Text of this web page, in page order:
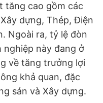
tăng cao gồm các
dựng, Thép, Điện
Ngoài ra, tỷ lệ đòn
nghiệp này đang ở
về tăng trưởng lợi
khả quan, đặc
sản và Xây dựng.